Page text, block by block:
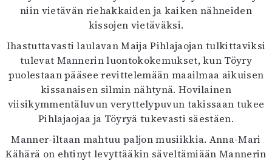
niin vietävän riehakkaiden ja kaiken nähneiden
kissojen vietäväksi.
Ihastuttavasti laulavan Maija Pihlajaojan tulkittaviksi
tulevat Mannerin luontokokemukset, kun Töyry
puolestaan pääsee revittelemään maailmaa aikuisen
kissanaisen silmin nähtynä. Hovilainen
viisikymmentäluvun veryttelypuvun takissaan tukee
Pihlajaojaa ja Töyryä tukevasti säestäen.
Manner-iltaan mahtuu paljon musiikkia. Anna-Mari
Kähärä on ehtinyt levyttääkin säveltämiään Mannerin